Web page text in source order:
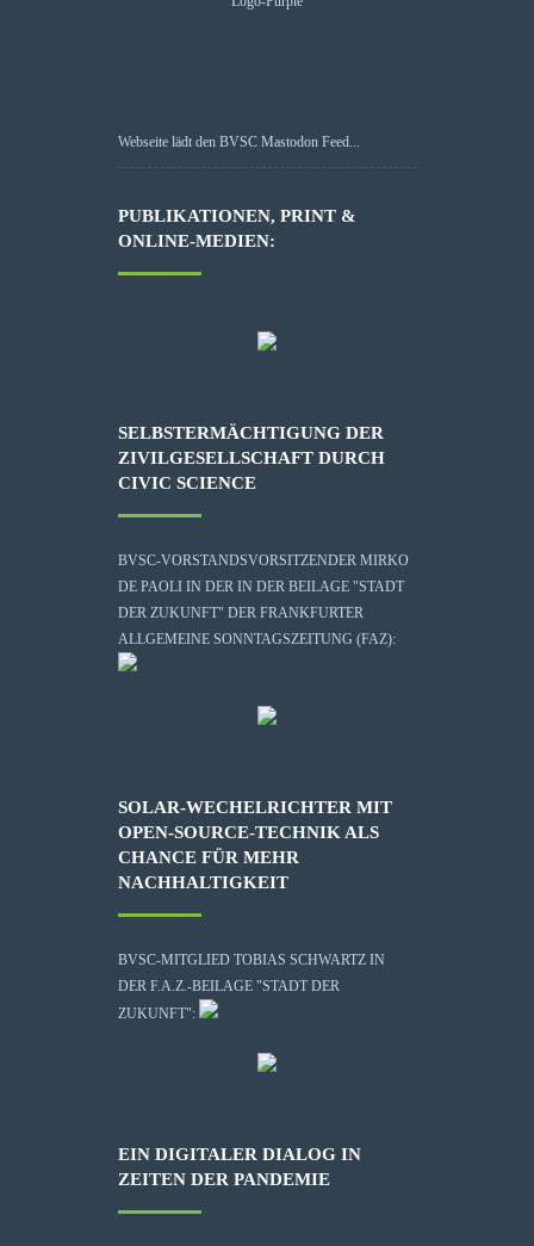
Webseite lädt den BVSC Mastodon Feed...
PUBLIKATIONEN, PRINT &
ONLINE-MEDIEN:
SELBSTERMÄCHTIGUNG DER
ZIVILGESELLSCHAFT DURCH
CIVIC SCIENCE
BVSC-VORSTANDSVORSITZENDER MIRKO
DE PAOLI IN DER IN DER BEILAGE "STADT
DER ZUKUNFT" DER FRANKFURTER
ALLGEMEINE SONNTAGSZEITUNG (FAZ):
SOLAR-WECHELRICHTER MIT
OPEN-SOURCE-TECHNIK ALS
CHANCE FÜR MEHR
NACHHALTIGKEIT
BVSC-MITGLIED TOBIAS SCHWARTZ IN
DER F.A.Z.-BEILAGE "STADT DER
ZUKUNFT":
EIN DIGITALER DIALOG IN
ZEITEN DER PANDEMIE